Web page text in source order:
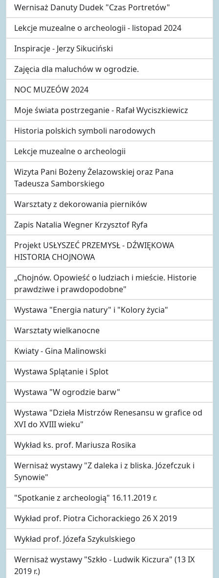
Wernisaż Danuty Dudek "Czas Portretów"
Lekcje muzealne o archeologii - listopad 2024
Inspiracje - Jerzy Sikuciński
Zajęcia dla maluchów w ogrodzie.
NOC MUZEÓW 2024
Moje świata postrzeganie - Rafał Wyciszkiewicz
Historia polskich symboli narodowych
Lekcje muzealne o archeologii
Wizyta Pani Bożeny Żelazowskiej oraz Pana
Tadeusza Samborskiego
Warsztaty z dekorowania pierników
Zapis Natalia Wegner Krzysztof Ryfa
Projekt USŁYSZEĆ PRZEMYSŁ - DŹWIĘKOWA
HISTORIA CHOJNOWA
„Chojnów. Opowieść o ludziach i mieście. Historie
prawdziwe i prawdopodobne"
Wystawa "Energia natury" i "Kolory życia"
Warsztaty wielkanocne
Kwiaty - Gina Malinowski
Wystawa Splątanie i Splot
Wystawa "W ogrodzie barw"
Wystawa "Dzieła Mistrzów Renesansu w grafice od
XVI do XVIII wieku"
Wykład ks. prof. Mariusza Rosika
Wernisaż wystawy "Z daleka i z bliska. Józefczuk i
Synowie"
"Spotkanie z archeologią" 16.11.2019 r.
Wykład prof. Piotra Cichorackiego 26 X 2019
Wykład prof. Józefa Szykulskiego
Wernisaż wystawy "Szkło - Ludwik Kiczura" (13 IX
2019 r.)